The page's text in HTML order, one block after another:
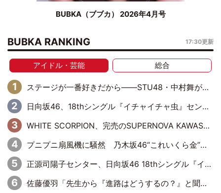
BUBKA（ブブカ） 2026年4月号
BUBKA RANKING 17:30更新
アイドル・芸能 総合
ステージが一番好きだから――STU48・中村舞が描く“これからの私”
日向坂46、18thシングル『イチャイチャ虫』センターは正源司陽子に決定& 佐藤優羽や平岡海月など、“ひなた坂46”からの選抜入りも注目！
WHITE SCORPION、完売のSUPERNOVA KAWASAKIで沸いた“着席型LIVE” 『BASE Live #16』昼公演リポート
プニプニ扇風機に騒然 乃木坂46“これいくら金”延長中は今回もわちゃわちゃ全開
正源司陽子センター、日向坂46 18thシングル『イチャイチャ虫』新ビジュアル公開
佐藤優羽「先生から『進路はどうするの？』と聞かれて。『実は……』とXのトレンドで1位になっているスマホを見せました」【日向坂46『五期生LIVE』開催記念 五期生“変革”ドキュメンタリー③】